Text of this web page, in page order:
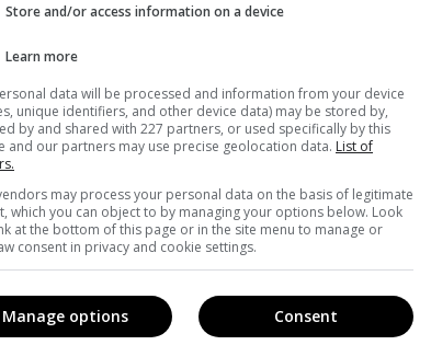
дистрибьюторы обзавелись правами на прокат
Поделиться: Facebook Twitter
Store and/or access information on a device
Learn more
data will be processed and information from your device
unique identifiers, and other device data) may be stored by,
by and shared with 227 partners, or used specifically by this
and our partners may use precise geolocation data. List of
may process your personal data on the basis of legitimate
which you can object to by managing your options below. Look
at the bottom of this page or in the site menu to manage or
consent in privacy and cookie settings.
Consent
Manage options